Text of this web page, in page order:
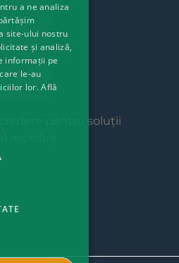
pentru soluții
reciclării.
a ne analiza
site-ului nostru
și analiză,
informații pe
le-au
lor.Află